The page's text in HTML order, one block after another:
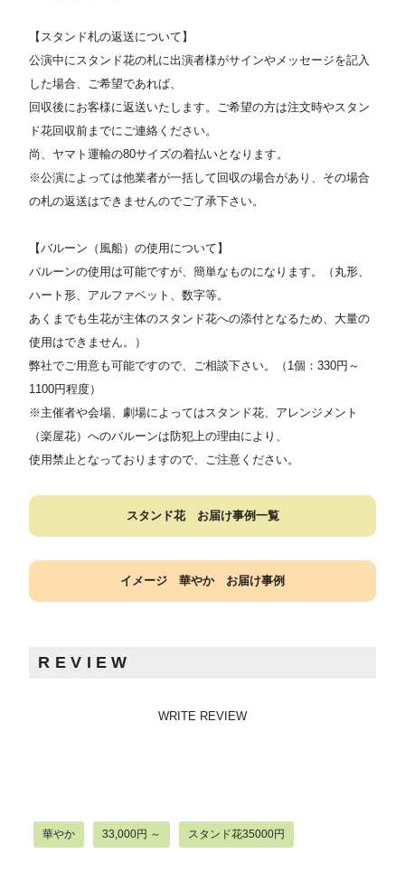
【スタンド札の返送について】
公演中にスタンド花の札に出演者様がサインやメッセージを記入
した場合、ご希望であれば、
回収後にお客様に返送いたします。ご希望の方は注文時やスタン
ド花回収前までにご連絡ください。
尚、ヤマト運輸の80サイズの着払いとなります。
※公演によっては他業者が一括して回収の場合があり、その場合
の札の返送はできませんのでご了承下さい。
【バルーン（風船）の使用について】
バルーンの使用は可能ですが、簡単なものになります。（丸形、
ハート形、アルファベット、数字等。
あくまでも生花が主体のスタンド花への添付となるため、大量の
使用はできません。）
弊社でご用意も可能ですので、ご相談下さい。（1個：330円～
1100円程度）
※主催者や会場、劇場によってはスタンド花、アレンジメント
（楽屋花）へのバルーンは防犯上の理由により、
使用禁止となっておりますので、ご注意ください。
スタンド花 お届け事例一覧
イメージ 華やか お届け事例
REVIEW
WRITE REVIEW
華やか 33,000円 ～ スタンド花35000円